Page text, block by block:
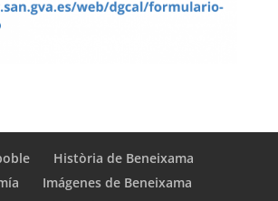
Història de Beneixama
Imágenes de Beneixama